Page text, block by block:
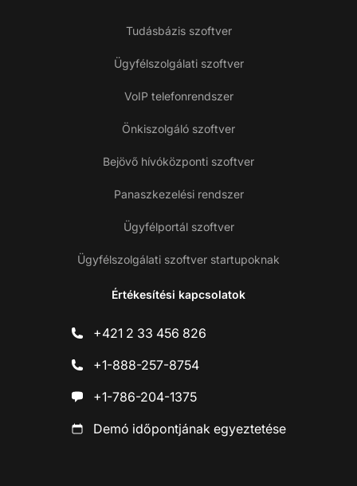
Tudásbázis szoftver
Ügyfélszolgálati szoftver
VoIP telefonrendszer
Önkiszolgáló szoftver
Bejövő hívóközponti szoftver
Panaszkezelési rendszer
Ügyfélportál szoftver
Ügyfélszolgálati szoftver startupoknak
Értékesítési kapcsolatok
+421 2 33 456 826
+1-888-257-8754
+1-786-204-1375
Demó időpontjának egyeztetése